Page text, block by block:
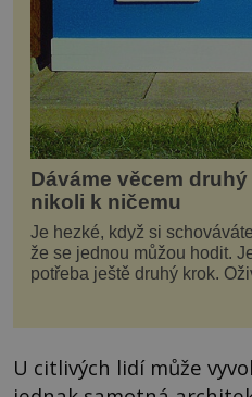
Dáváme věcem
nikoli k ničemu
Je hezké, když si
že se jednou můžou hodit.
potřeba ještě druhý krok.
U citlivých lidí může